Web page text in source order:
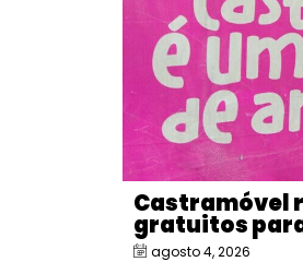
Castramóvel
gratuitos
agosto 4, 2026